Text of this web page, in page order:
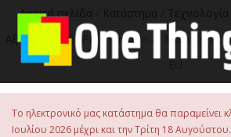
περιεχόμενο
Αρχική σελίδα Κατάστημα Τεχνολογία
Αξεσουάρ
/ GoPro Fluid Pro AI Multi-Device
EU
Το ηλεκτρονικό μας κατάστημα θα παραμείνει
Ιουλίου 2026 μέχρι και την Τρίτη 18